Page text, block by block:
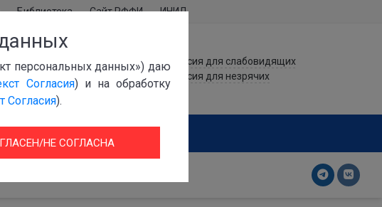
Библиотека Сайт РФФИ ИНИД
32а
Версия для слабовидящих
Версия для незрячих
персональных данных») даю
Согласия) и на обработку
Согласия).
НЕ СОГЛАСНА